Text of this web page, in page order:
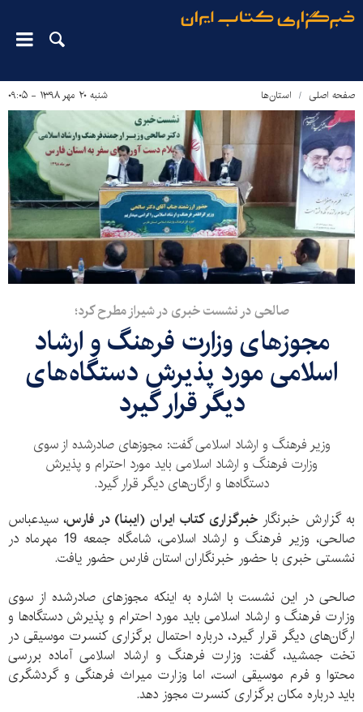
صفحه اصلی استان‌ها شنبه ۲۰ مهر ۱۳۹۸ - ۰۹:۰۵
صالحی در نشست خبری در شیراز مطرح کرد؛
مجوزهای وزارت فرهنگ و ارشاد
اسلامی مورد پذیرش دستگاه‌های
دیگر قرار گیرد
وزیر فرهنگ و ارشاد اسلامی گفت: مجوزهای صادرشده از سوی
وزارت فرهنگ و ارشاد اسلامی باید مورد احترام و پذیرش
دستگاه‌ها و ارگان‌های دیگر قرار گیرد.
به گزارش خبرنگارخبرگزاری کتاب ایران (ایبنا) در فارس،سیدعباس
صالحی، وزیر فرهنگ و ارشاد اسلامی، شامگاه جمعه 19 مهرماه در
نشستی خبری با حضور خبرنگاران استان فارس حضور یافت.
صالحی در این نشست با اشاره به اینکه مجوزهای صادرشده از سوی
وزارت فرهنگ و ارشاد اسلامی باید مورد احترام و پذیرش دستگاه‌ها و
ارگان‌های دیگر قرار گیرد، درباره احتمال برگزاری کنسرت موسیقی در
تخت جمشید، گفت: وزارت فرهنگ و ارشاد اسلامی آماده بررسی
محتوا و فرم موسیقی است، اما وزارت میراث فرهنگی و گردشگری
باید درباره مکان برگزاری کنسرت مجوز دهد.